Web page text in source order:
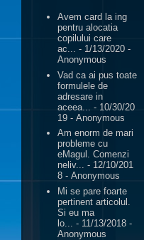
Avem card la ing
pentru alocatia
copilului care
ac... - 1/13/2020 -
Anonymous
Vad ca ai pus toate
formulele de
adresare in
aceea...
- 10/30/20
19 - Anonymous
Am enorm de mari
probleme cu
eMagul. Comenzi
neliv... - 12/10/201
8 - Anonymous
Mi se pare foarte
pertinent articolul.
Si eu ma
lo...
- 11/13/2018 -
Anonymous